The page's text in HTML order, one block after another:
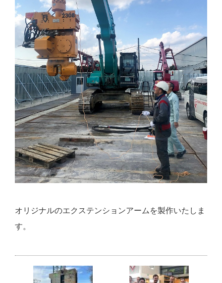
オリジナルのエクステンションアームを製作いたしま
す。